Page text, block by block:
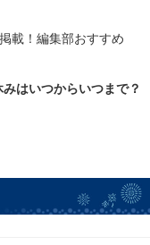
載！編集部おすすめ
はいつからいつまで？